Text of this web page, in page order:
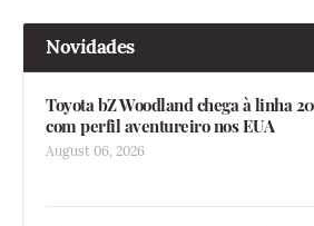
Novidades
Toyota bZ Woodland chega à linha
com perfil aventureiro nos EUA
August 06, 2026